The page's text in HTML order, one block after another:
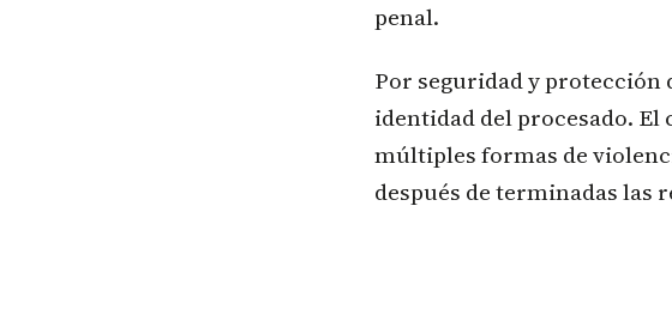
penal.
Por seguridad y protección
identidad del procesado. El
múltiples formas de
después de terminadas las